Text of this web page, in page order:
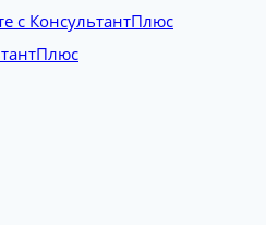
с КонсультантПлюс